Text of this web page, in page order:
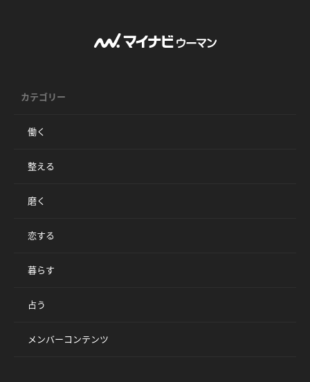
カテゴリー
働く
整える
磨く
恋する
暮らす
占う
メンバーコンテンツ